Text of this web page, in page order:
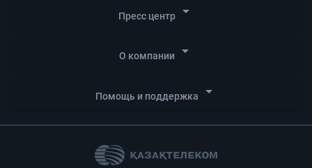
Пресс центр arrow_drop_down
О компании arrow_drop_down
Помощь и поддержка arrow_drop_down